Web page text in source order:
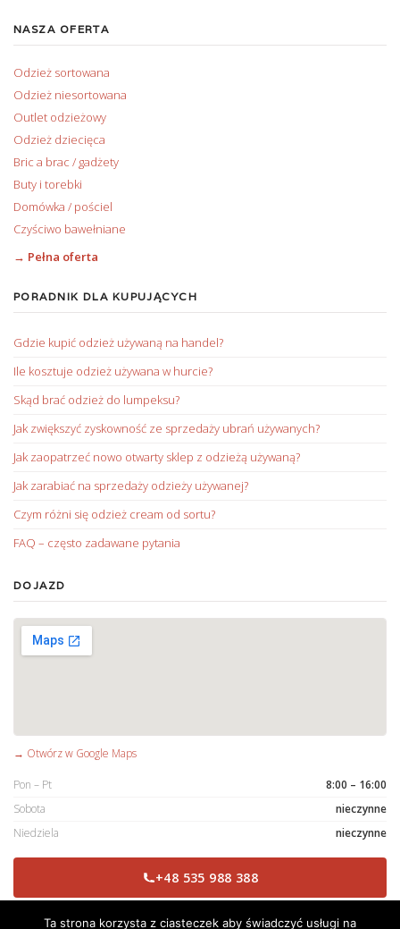
NASZA OFERTA
Odzież sortowana
Odzież niesortowana
Outlet odzieżowy
Odzież dziecięca
Bric a brac / gadżety
Buty i torebki
Domówka / pościel
Czyściwo bawełniane
→ Pełna oferta
PORADNIK DLA KUPUJĄCYCH
Gdzie kupić odzież używaną na handel?
Ile kosztuje odzież używana w hurcie?
Skąd brać odzież do lumpeksu?
Jak zwiększyć zyskowność ze sprzedaży ubrań używanych?
Jak zaopatrzeć nowo otwarty sklep z odzieżą używaną?
Jak zarabiać na sprzedaży odzieży używanej?
Czym różni się odzież cream od sortu?
FAQ – często zadawane pytania
DOJAZD
→ Otwórz w Google Maps
Pon – Pt
8:00 – 16:00
Sobota
nieczynne
Niedziela
nieczynne
+48 535 988 388
Ta strona korzysta z ciasteczek aby świadczyć usługi na